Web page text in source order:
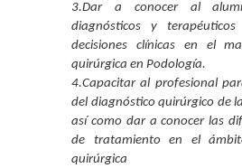
3.Dar a conocer al
diagnósticos y
decisiones clínicas en el
quirúrgica en Podología.
4.Capacitar al profesional
del diagnóstico quirúrgico de
así como dar a conocer las
de tratamiento en el
quirúrgica